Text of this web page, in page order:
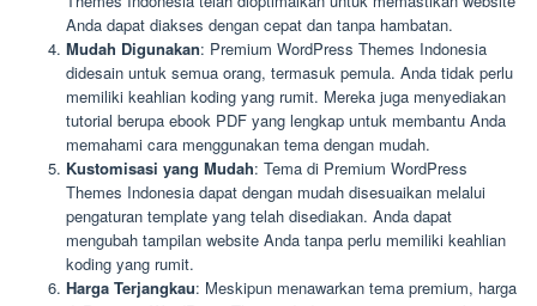
Anda dapat diakses dengan cepat dan tanpa hambatan.
Mudah Digunakan: Premium WordPress Themes Indonesia
didesain untuk semua orang, termasuk pemula. Anda tidak perlu
memiliki keahlian koding yang rumit. Mereka juga menyediakan
tutorial berupa ebook PDF yang lengkap untuk membantu Anda
memahami cara menggunakan tema dengan mudah.
Kustomisasi yang Mudah: Tema di Premium WordPress
Themes Indonesia dapat dengan mudah disesuaikan melalui
pengaturan template yang telah disediakan. Anda dapat
mengubah tampilan website Anda tanpa perlu memiliki keahlian
koding yang rumit.
Harga Terjangkau: Meskipun menawarkan tema premium, harga